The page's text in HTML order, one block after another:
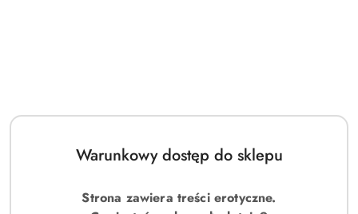
Warunkowy dostęp do sklepu
Strona zawiera treści erotyczne.